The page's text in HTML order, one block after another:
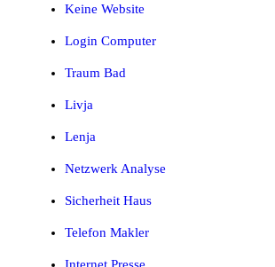
Keine Website
Login Computer
Traum Bad
Livja
Lenja
Netzwerk Analyse
Sicherheit Haus
Telefon Makler